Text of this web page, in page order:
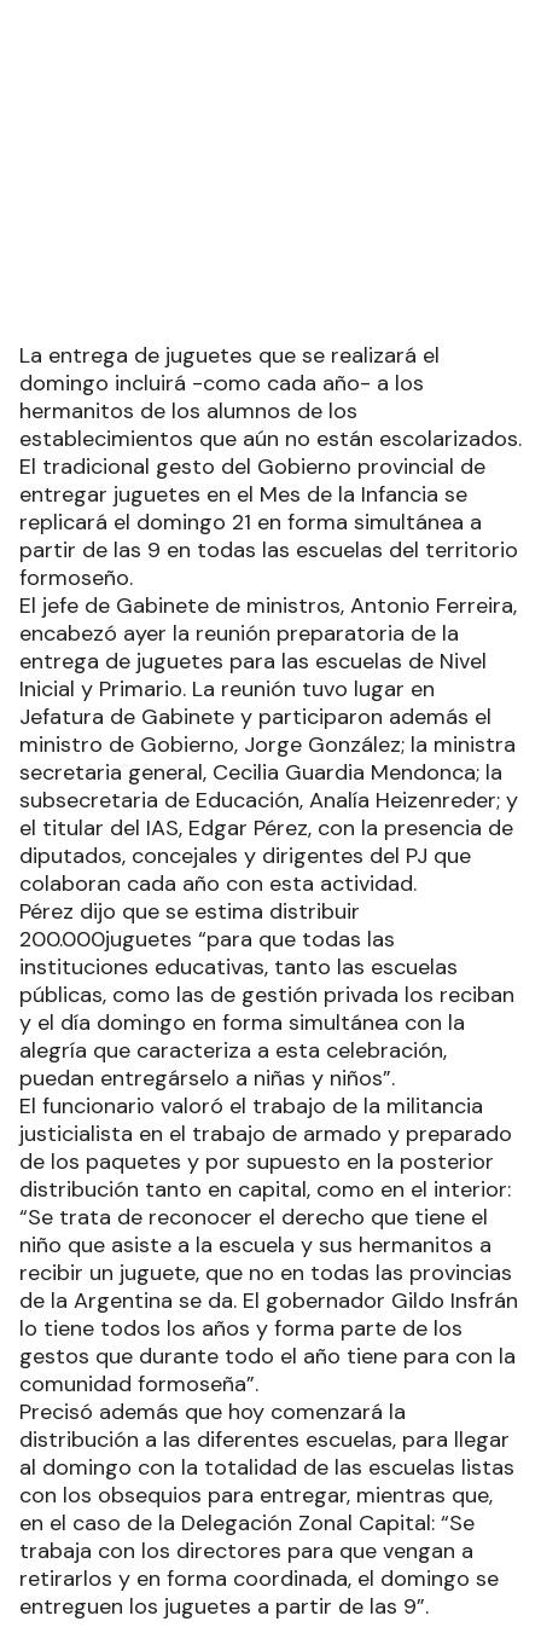
La entrega de juguetes que se realizará el
domingo incluirá -como cada año- a los
hermanitos de los alumnos de los
establecimientos que aún no están escolarizados.
El tradicional gesto del Gobierno provincial de
entregar juguetes en el Mes de la Infancia se
replicará el domingo 21 en forma simultánea a
partir de las 9 en todas las escuelas del territorio
formoseño.
El jefe de Gabinete de ministros, Antonio Ferreira,
encabezó ayer la reunión preparatoria de la
entrega de juguetes para las escuelas de Nivel
Inicial y Primario. La reunión tuvo lugar en
Jefatura de Gabinete y participaron además el
ministro de Gobierno, Jorge González; la ministra
secretaria general, Cecilia Guardia Mendonca; la
subsecretaria de Educación, Analía Heizenreder; y
el titular del IAS, Edgar Pérez, con la presencia de
diputados, concejales y dirigentes del PJ que
colaboran cada año con esta actividad.
Pérez dijo que se estima distribuir
200.000juguetes “para que todas las
instituciones educativas, tanto las escuelas
públicas, como las de gestión privada los reciban
y el día domingo en forma simultánea con la
alegría que caracteriza a esta celebración,
puedan entregárselo a niñas y niños”.
El funcionario valoró el trabajo de la militancia
justicialista en el trabajo de armado y preparado
de los paquetes y por supuesto en la posterior
distribución tanto en capital, como en el interior:
“Se trata de reconocer el derecho que tiene el
niño que asiste a la escuela y sus hermanitos a
recibir un juguete, que no en todas las provincias
de la Argentina se da. El gobernador Gildo Insfrán
lo tiene todos los años y forma parte de los
gestos que durante todo el año tiene para con la
comunidad formoseña”.
Precisó además que hoy comenzará la
distribución a las diferentes escuelas, para llegar
al domingo con la totalidad de las escuelas listas
con los obsequios para entregar, mientras que,
en el caso de la Delegación Zonal Capital: “Se
trabaja con los directores para que vengan a
retirarlos y en forma coordinada, el domingo se
entreguen los juguetes a partir de las 9”.